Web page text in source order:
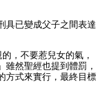
具已變成父子之間表達
，不要惹兒女的氣，
雖然聖經也提到體罰，
方式來實行，最終目標